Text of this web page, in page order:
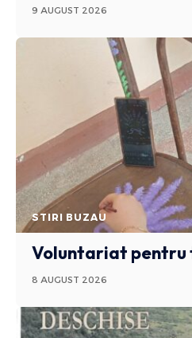
9 AUGUST 2026
STIRI BUZAU
Voluntariat
8 AUGUST 2026